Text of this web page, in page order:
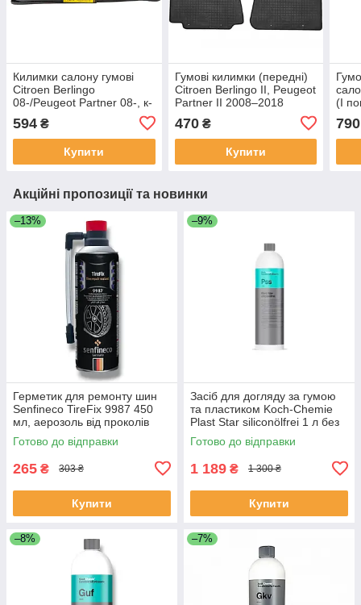
Килимки салону гумові
Citroen Berlingo
08-/Peugeot Partner 08-, к-
594 ₴
Купити
Гумові килимки (передні)
Citroen Berlingo II, Peugeot
Partner II 2008–2018
борт 1 см)
470₴
Купити
(I
790
Акційні пропозиції та новинки
–13%
Герметик для ремонту шин
Senfineco TireFix 9987 450
мл, аерозоль від проколів
Готово до відправки
265 ₴ 303 ₴
Купити
–9%
Засіб для догляду за гумою
та пластиком Koch-Chemie
Plast Star siliconölfrei 1 л без
силікону
Готово до відправки
1 189 ₴ 1 300 ₴
Купити
–8% –7%